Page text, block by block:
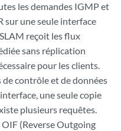
les demandes IGMP et
sur une seule interface
reçoit les flux
sans réplication
pour les clients.
contrôle et de données
une seule copie
plusieurs requêtes.
OIF (Reverse Outgoing